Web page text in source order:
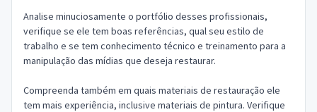
Analise minuciosamente o portfólio desses profissionais,
verifique se ele tem boas referências, qual seu estilo de
trabalho e se tem conhecimento técnico e treinamento para a
manipulação das mídias que deseja restaurar.
Compreenda também em quais materiais de restauração ele
tem mais experiência, inclusive materiais de pintura. Verifique